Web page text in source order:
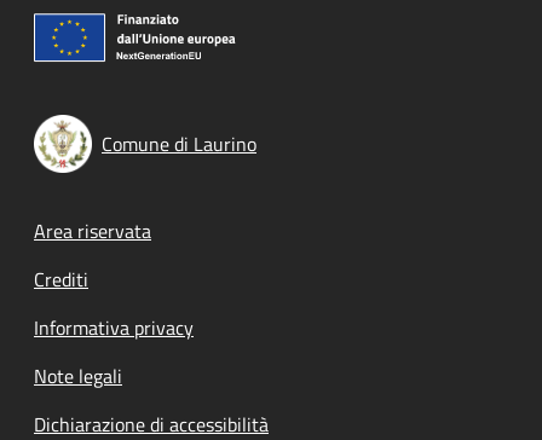
Comune di Laurino
Footer menu
Area riservata
Crediti
Informativa privacy
Note legali
Dichiarazione di accessibilità